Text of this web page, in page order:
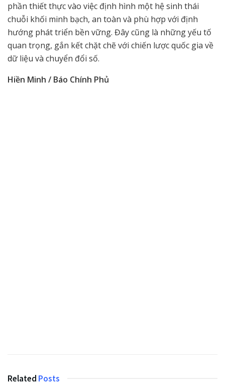
phần thiết thực vào việc định hình một hệ sinh thái
chuỗi khối minh bạch, an toàn và phù hợp với định
hướng phát triển bền vững. Đây cũng là những yếu tố
quan trọng, gắn kết chặt chẽ với chiến lược quốc gia về
dữ liệu và chuyển đổi số.
Hiền Minh / Báo Chính Phủ
Related Posts